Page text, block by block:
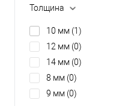
Толщина
10 мм (1)
12 мм (0)
14 мм (0)
8 мм (0)
9 мм (0)